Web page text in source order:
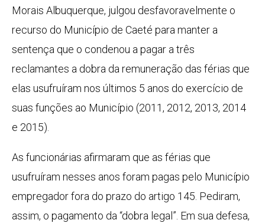
Morais Albuquerque, julgou desfavoravelmente o
recurso do Município de Caeté para manter a
sentença que o condenou a pagar a três
reclamantes a dobra da remuneração das férias que
elas usufruíram nos últimos 5 anos do exercício de
suas funções ao Município (2011, 2012, 2013, 2014
e 2015).
As funcionárias afirmaram que as férias que
usufruíram nesses anos foram pagas pelo Município
empregador fora do prazo do artigo 145. Pediram,
assim, o pagamento da “dobra legal”. Em sua defesa,